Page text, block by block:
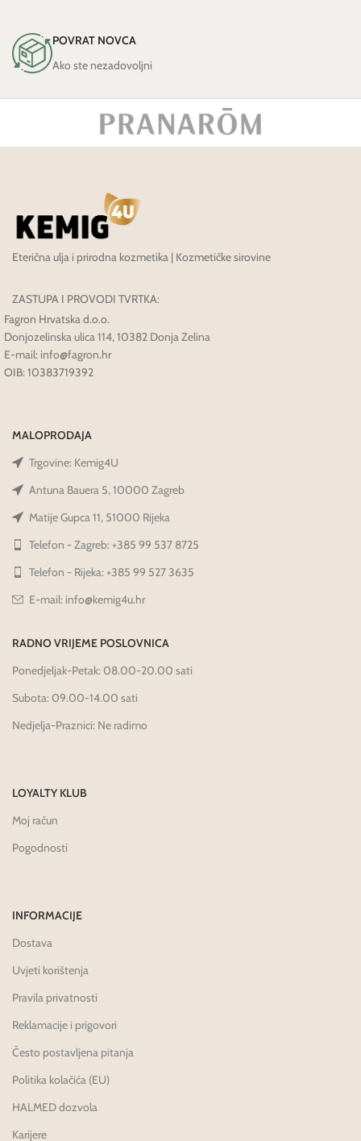
POVRAT NOVCA
Ako ste nezadovoljni
Eterična ulja i prirodna kozmetika | Kozmetičke sirovine
ZASTUPA I PROVODI TVRTKA:
Fagron Hrvatska d.o.o.
Donjozelinska ulica 114, 10382 Donja Zelina
E-mail: info@fagron.hr
OIB: 10383719392
MALOPRODAJA
Trgovine: Kemig4U
Antuna Bauera 5, 10000 Zagreb
Matije Gupca 11, 51000 Rijeka
Telefon - Zagreb: +385 99 537 8725
Telefon - Rijeka: +385 99 527 3635
E-mail: info@kemig4u.hr
RADNO VRIJEME POSLOVNICA
Ponedjeljak-Petak: 08.00-20.00 sati
Subota: 09.00-14.00 sati
Nedjelja-Praznici: Ne radimo
LOYALTY KLUB
Moj račun
Pogodnosti
INFORMACIJE
Dostava
Uvjeti korištenja
Pravila privatnosti
Reklamacije i prigovori
Često postavljena pitanja
Politika kolačića (EU)
HALMED dozvola
Karijere